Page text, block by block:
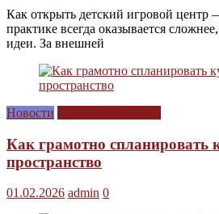
Как открыть детский игровой центр
практике всегда оказывается
идеи. За внешней
Новости
Как грамотно спланировать
пространство
01.02.2026 admin 0